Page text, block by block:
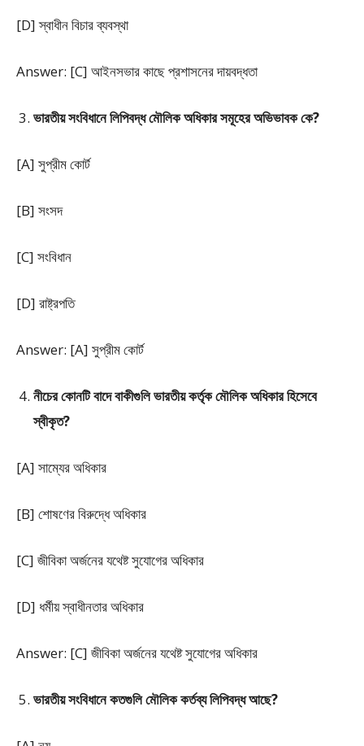
[D] স্বাধীন বিচার ব্যবস্থা
Answer: [C] আইনসভার কাছে প্রশাসনের দায়বদ্ধতা
ভারতীয় সংবিধানে লিপিবদ্ধ মৌলিক অধিকার সমূহের অভিভাবক কে?
[A] সুপ্রীম কোর্ট
[B] সংসদ
[C] সংবিধান
[D] রাষ্ট্রপতি
Answer: [A] সুপ্রীম কোর্ট
নীচের কোনটি বাদে বাকীগুলি ভারতীয় কর্তৃক মৌলিক অধিকার হিসেবে
স্বীকৃত?
[A] সাম্যের অধিকার
[B] শোষণের বিরুদ্ধে অধিকার
[C] জীবিকা অর্জনের যথেষ্ট সুযোগের অধিকার
[D] ধর্মীয় স্বাধীনতার অধিকার
Answer: [C] জীবিকা অর্জনের যথেষ্ট সুযোগের অধিকার
ভারতীয় সংবিধানে কতগুলি মৌলিক কৰ্তব্যলিপিবদ্ধ আছে?